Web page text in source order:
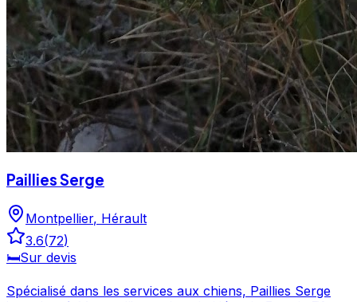
Paillies Serge
Montpellier, Hérault
3.6(72)
🛏️Sur devis
Spécialisé dans les services aux chiens, Paillies Serge